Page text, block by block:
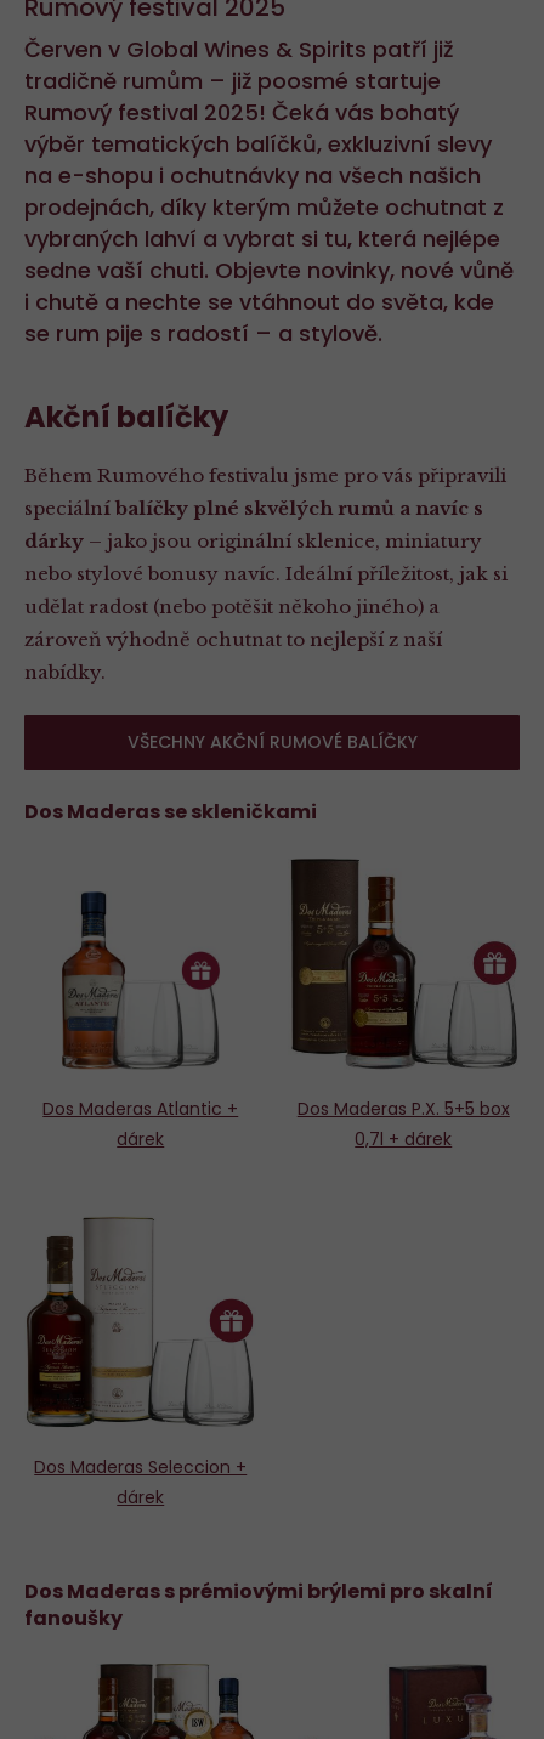
Rumový festival 2025
Červen v Global Wines & Spirits patří již
tradičně rumům – již poosmé startuje
Rumový festival 2025! Čeká vás bohatý
výběr tematických balíčků, exkluzivní slevy
na e-shopu i ochutnávky na všech našich
prodejnách, díky kterým můžete ochutnat z
vybraných lahví a vybrat si tu, která nejlépe
sedne vaší chuti. Objevte novinky, nové vůně
i chutě a nechte se vtáhnout do světa, kde
se rum pije s radostí – a stylově.
Akční balíčky
Během Rumového festivalu jsme pro vás připravili
speciální balíčky plné skvělých rumů a navíc s
dárky – jako jsou originální sklenice, miniatury
nebo stylové bonusy navíc. Ideální příležitost, jak si
udělat radost (nebo potěšit někoho jiného) a
zároveň výhodně ochutnat to nejlepší z naší
nabídky.
VŠECHNY AKČNÍ RUMOVÉ BALÍČKY
Dos Maderas se skleničkami
Dos Maderas Atlantic +
dárek
Dos Maderas P.X. 5+5 box
0,7l + dárek
Dos Maderas Seleccion +
dárek
Dos Maderas s prémiovými brýlemi pro skalní
fanoušky